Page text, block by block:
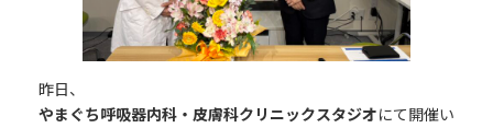
昨日、
やまぐち呼吸器内科・皮膚科クリニックスタジオにて開催い